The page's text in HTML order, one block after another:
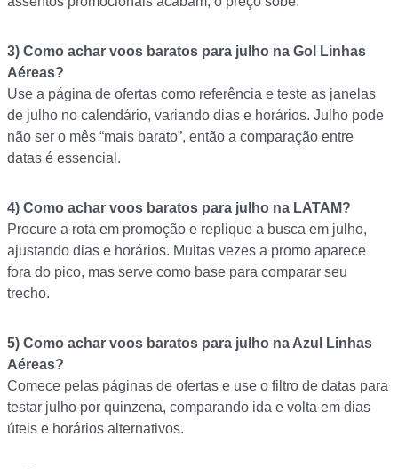
3) Como achar voos baratos para julho na Gol Linhas
Aéreas?
Use a página de ofertas como referência e teste as janelas
de julho no calendário, variando dias e horários. Julho pode
não ser o mês “mais barato”, então a comparação entre
datas é essencial.
4) Como achar voos baratos para julho na LATAM?
Procure a rota em promoção e replique a busca em julho,
ajustando dias e horários. Muitas vezes a promo aparece
fora do pico, mas serve como base para comparar seu
trecho.
5) Como achar voos baratos para julho na Azul Linhas
Aéreas?
Comece pelas páginas de ofertas e use o filtro de datas para
testar julho por quinzena, comparando ida e volta em dias
úteis e horários alternativos.